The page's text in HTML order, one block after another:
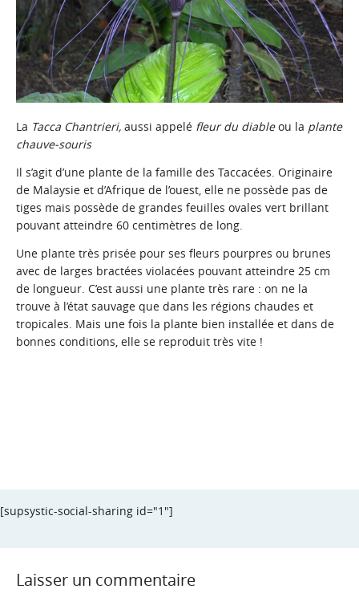
La Tacca Chantrieri, aussi appelé fleur du diableou la plante
chauve-souris
Il s’agit d’une plante de la famille des Taccacées. Originaire
de Malaysie et d’Afrique de l’ouest, elle ne possède pas de
tiges mais possède de grandes feuilles ovales vert brillant
pouvant atteindre 60 centimètres de long.
Une plante très prisée pour ses fleurs pourpres ou brunes
avec de larges bractées violacées pouvant atteindre 25 cm
de longueur. C’est aussi une plante très rare : on ne la
trouve à l’état sauvage que dans les régions chaudes et
tropicales. Mais une fois la plante bien installée et dans de
bonnes conditions, elle se reproduit très vite !
[supsystic-social-sharing id="1"]
Laisser un commentaire